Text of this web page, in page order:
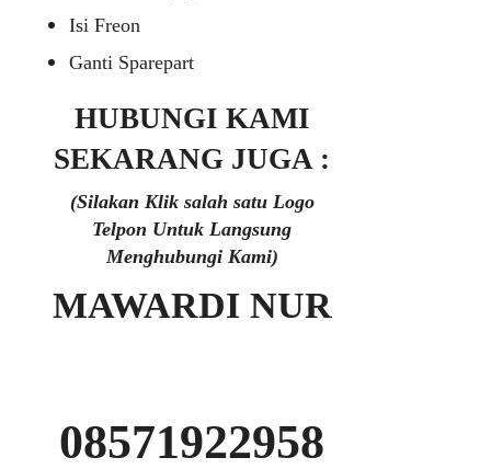
Isi Freon
Ganti Sparepart
HUBUNGI KAMI
SEKARANG JUGA :
(Silakan Klik salah satu Logo
Telpon Untuk Langsung
Menghubungi Kami)
MAWARDI NUR
08571922958